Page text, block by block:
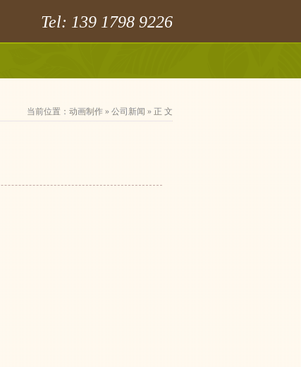
Tel: 139 1798 9226
当前位置：动画制作»公司新闻» 正 文